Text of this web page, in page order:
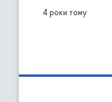
4 роки тому